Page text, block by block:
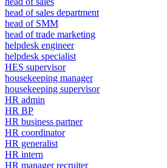
head of sales department
head of SMM
head of trade marketing
helpdesk engineer
helpdesk specialist
HES supervisor
housekeeping manager
housekeeping supervisor
HR admin
HR BP
HR business partner
HR coordinator
HR generalist
HR intern
HR manager recruiter